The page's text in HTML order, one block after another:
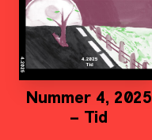
Nummer 4, 2025
– Tid